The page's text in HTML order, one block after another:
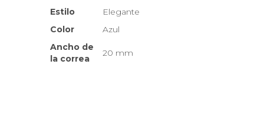
Estilo
Elegante
Color
Azul
Ancho de
la correa
20 mm